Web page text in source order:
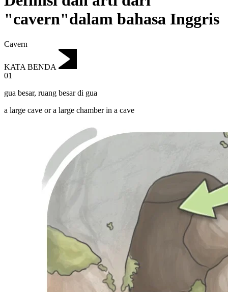
"cavern"dalam bahasa Inggris
Cavern
KATA BENDA
01
gua besar, ruang besar di gua
a large cave or a large chamber in a cave